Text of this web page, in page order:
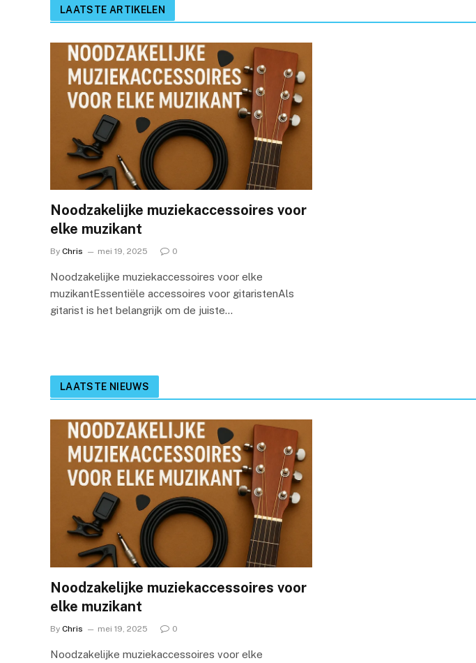
LAATSTE ARTIKELEN
Noodzakelijke muziekaccessoires voor
elke muzikant
By Chris mei 19, 2025 0
Noodzakelijke muziekaccessoires voor elke
muzikantEssentiële accessoires voor gitaristenAls
gitarist is het belangrijk om de juiste…
LAATSTE NIEUWS
Noodzakelijke muziekaccessoires voor
elke muzikant
By Chris mei 19, 2025 0
Noodzakelijke muziekaccessoires voor elke